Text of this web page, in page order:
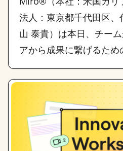
法人：東京都千代田区、
山 泰貴）は本日、チー
アから成果に繋げるた